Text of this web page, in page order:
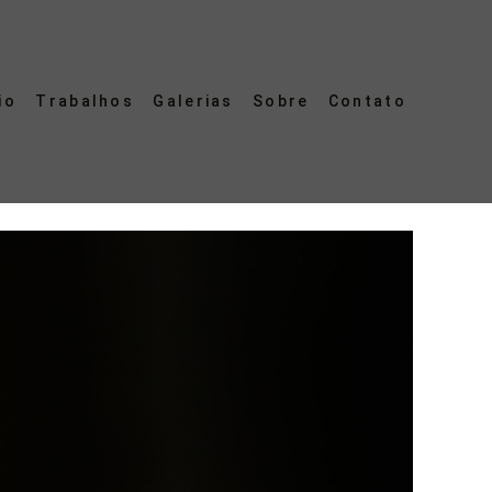
Trabalhos Galerias Sobre Contato